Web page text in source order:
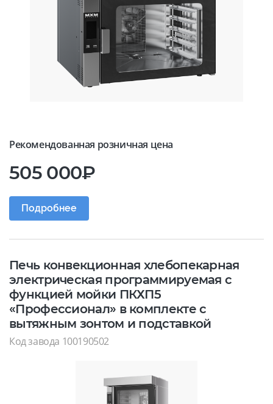
Рекомендованная розничная цена
505 000₽
Подробнее
Печь конвекционная хлебопекарная
электрическая программируемая с
функцией мойки ПКХП5
«Профессионал» в комплекте с
вытяжным зонтом и подставкой
Код завода 100190502